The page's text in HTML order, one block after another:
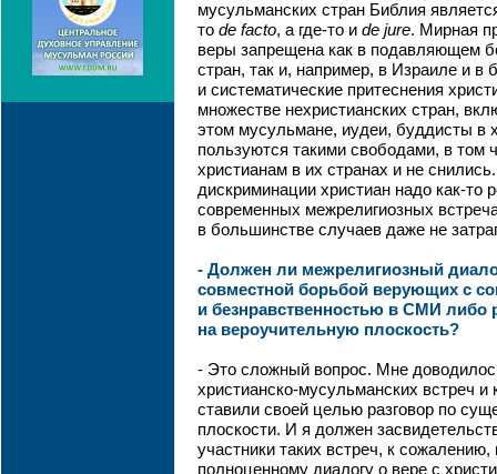
мусульманских стран Библия
то de facto, а где-то и de jure. Мирная
веры запрещена как в подавляющем
стран, так и, например, в Израиле и в
и систематические притеснения
множестве нехристианских стран,
этом мусульмане, иудеи, буддисты в
пользуются такими свободами, в том
христианам в их странах и не
дискриминации христиан надо как-то
современных межрелигиозных
в большинстве случаев даже не
- Должен ли межрелигиозный
совместной борьбой верующих с
и безнравственностью в СМИ либо
на вероучительную плоскость?
- Это сложный вопрос. Мне
христианско-мусульманских встреч
ставили своей целью разговор по
плоскости. И я должен
участники таких встреч, к
полноценному диалогу о вере с